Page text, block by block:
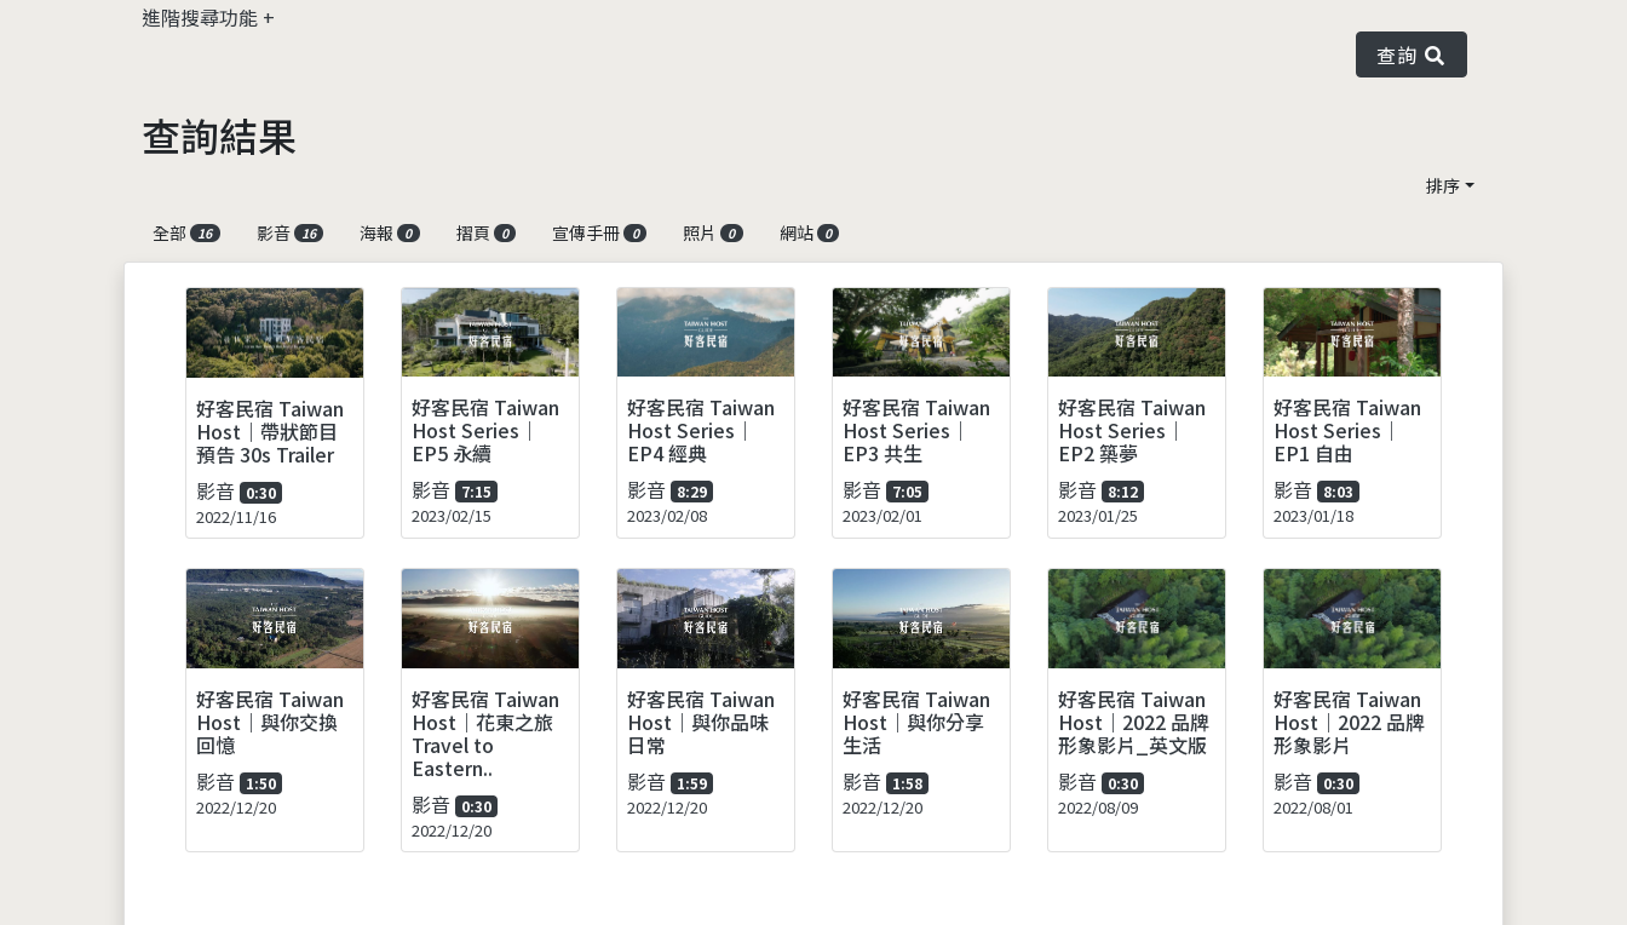
進階搜尋功能
查詢
查詢結果
排序
全部
16 影音 16 海報 0 摺頁 0 宣傳手冊 0 照片 0 網站 0
好客民宿 Taiwan
Host｜帶狀節目
預告 30s Trailer
影音 0:30
2022/11/16
好客民宿 Taiwan
Host Series｜
EP5 永續
影音 7:15
2023/02/15
好客民宿 Taiwan
Host Series｜
EP4 經典
影音 8:29
2023/02/08
好客民宿 Taiwan
Host Series｜
EP3 共生
影音 7:05
2023/02/01
好客民宿 Taiwan
Host Series｜
EP2 築夢
影音 8:12
2023/01/25
好客民宿 Taiwan
Host Series｜
EP1 自由
影音 8:03
2023/01/18
好客民宿 Taiwan
Host｜與你交換
回憶
影音 1:50
2022/12/20
好客民宿 Taiwan
Host｜花東之旅
Travel to
Eastern..
影音 0:30
2022/12/20
好客民宿 Taiwan
Host｜與你品味
日常
影音 1:59
2022/12/20
好客民宿 Taiwan
Host｜與你分享
生活
影音 1:58
2022/12/20
好客民宿 Taiwan
Host｜2022 品牌
形象影片_英文版
影音 0:30
2022/08/09
好客民宿 Taiwan
Host｜2022 品牌
形象影片
影音 0:30
2022/08/01